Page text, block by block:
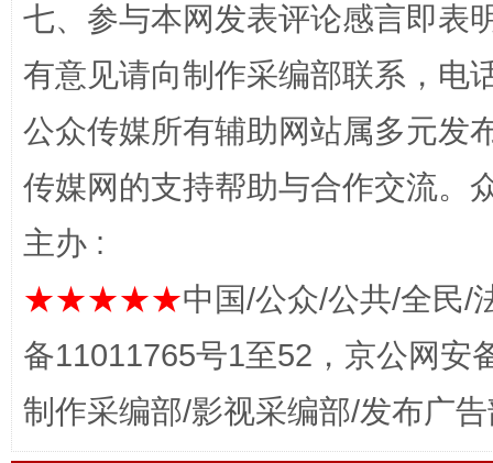
七、参与本网发表评论感言即表
有意见请向制作采编部联系，电
公众传媒所有辅助网站属多元发
传媒网的支持帮助与合作交流。
主办 :
★★★★★中国/公众/公共/全民/
备11011765号1至52，京公网安
制作采编部/影视采编部/发布广